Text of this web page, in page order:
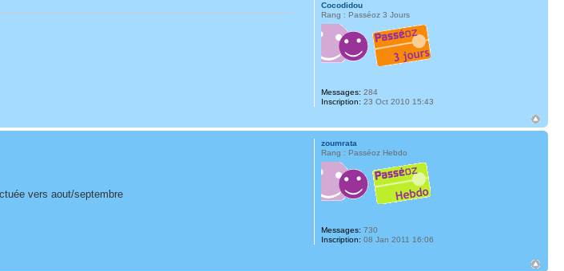
Cocodidou
Rang : Passéoz 3 Jours
Messages: 284
Inscription: 23 Oct 2010 15:43
vers aout/septembre
zoumrata
Rang : Passéoz Hebdo
Messages: 730
Inscription: 08 Jan 2011 16:06